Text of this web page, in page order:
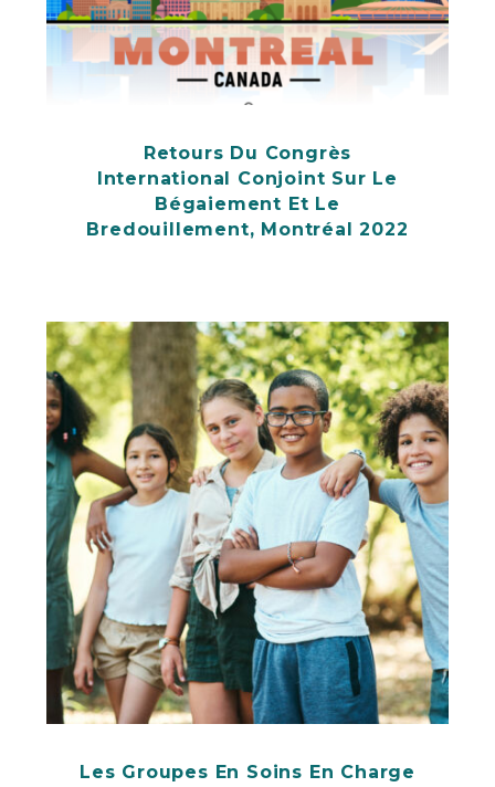
Retours Du Congrès
International Conjoint Sur Le
Bégaiement Et Le
Bredouillement, Montréal 2022
Les Groupes En Soins En Charge